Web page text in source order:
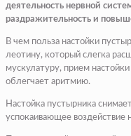
деятельность нервной
раздражительность и
В чем польза настойки
леотину, который слегка
мускулатуру, прием
облегчает аритмию.
Настойка пустырника
успокаивающее воздействие